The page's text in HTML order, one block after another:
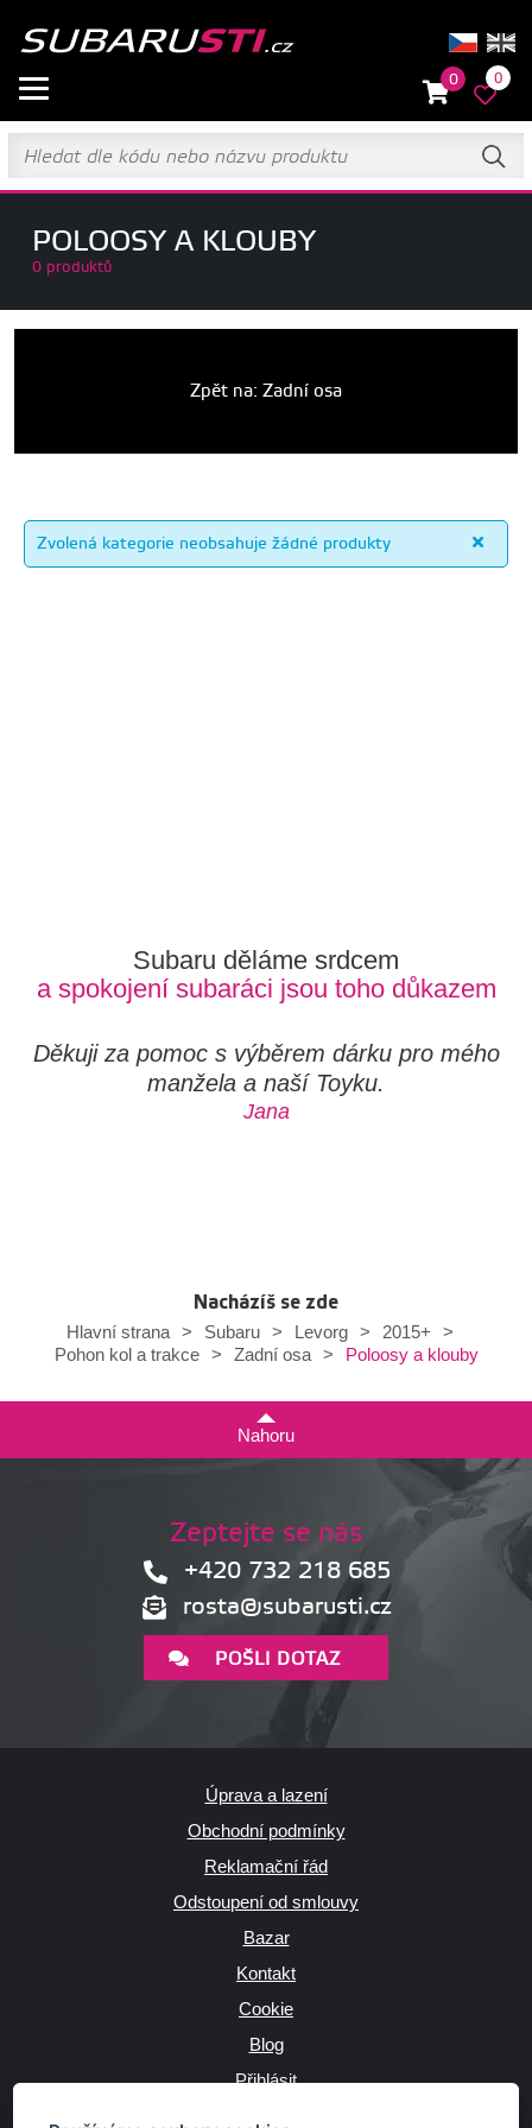
0 0
POLOOSY A KLOUBY
0 produktů
Zpět na: Zadní osa
Zvolená kategorie neobsahuje žádné produkty
Subaru děláme srdcem
a spokojení subaráci jsou toho důkazem
Děkuji za pomoc s výběrem dárku pro mého
manžela a naší Toyku.
Jana
Nacházíš se zde
Hlavní strana > Subaru > Levorg > 2015+
>
Pohon kol a trakce
> Zadní osa > Poloosy a klouby
Nahoru
Zeptejte se nás
+420 732 218 685
rosta@subarusti.cz
POŠLI DOTAZ
Úprava a lazení
Obchodní podmínky
Reklamační řád
Odstoupení od smlouvy
Bazar
Kontakt
Cookie
Blog
Přihlásit